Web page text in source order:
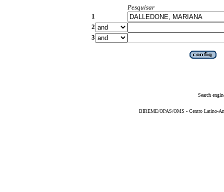
Pesquisar
1
2
3
Search
BIREME/OPAS/OMS - Centro Latino-